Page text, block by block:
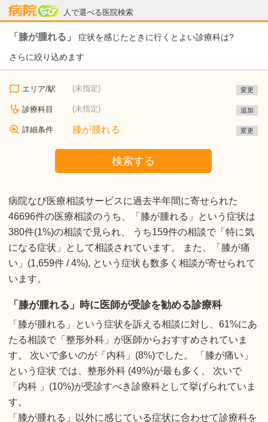
人で選べる医院検索
病院なび
「膝が腫れる」 症状を感じたときに行くとよい診療科は?
さらに絞り込めます
エリア/駅 (未指定) 変更
診療科目 (未指定) 追加
詳細条件 膝が腫れる 変更
検索する
病院なび医療相談サービスに過去半年間に寄せられた
46696件の医療相談のうち、「膝が腫れる」という症状は
380件(1%)の相談で見られ、 うち159件の相談で「特に気
になる症状」として相談されています。 また、「膝が痛
い」(1,659件 / 4%), という症状も数多く相談が寄せられて
います。
「膝が腫れる」時に医師が受診を勧める診療科
「膝が腫れる」という症状を訴える相談に対し、61%にあ
たる相談で「整形外科」が医師からおすすめされていま
す。 次いで多いのが「内科」(8%)でした。 「膝が痛い」
という症状 では、整形外科 (49%)が最も多く、 次いで
「内科 」(10%)が受診すべき診療科として挙げられていま
す。
「膝が腫れる」以外に感じている症状に合わせて診療科を